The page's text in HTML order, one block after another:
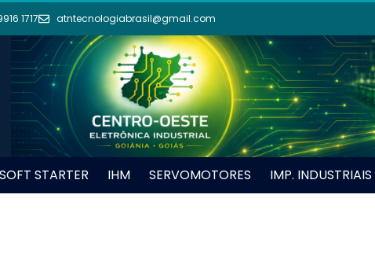
1717 atntecnologiabrasil@gmail.com
SOFT STARTER IHM SERVOMOTORES IMP. INDUSTRIAIS